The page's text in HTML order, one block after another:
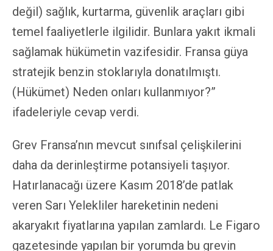
değil) sağlık, kurtarma, güvenlik araçları gibi
temel faaliyetlerle ilgilidir. Bunlara yakıt ikmali
sağlamak hükümetin vazifesidir. Fransa güya
stratejik benzin stoklarıyla donatılmıştı.
(Hükümet) Neden onları kullanmıyor?”
ifadeleriyle cevap verdi.
Grev Fransa’nın mevcut sınıfsal çelişkilerini
daha da derinleştirme potansiyeli taşıyor.
Hatırlanacağı üzere Kasım 2018’de patlak
veren Sarı Yelekliler hareketinin nedeni
akaryakıt fiyatlarına yapılan zamlardı. Le Figaro
gazetesinde yapılan bir yorumda bu grevin